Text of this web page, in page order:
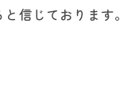
信じております。